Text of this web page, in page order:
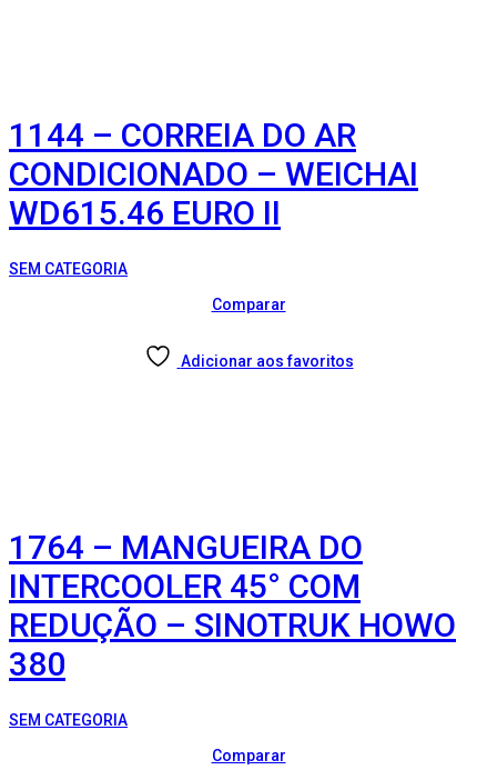
1144 – CORREIA DO AR
CONDICIONADO – WEICHAI
WD615.46 EURO II
SEM CATEGORIA
Comparar
Adicionar aos favoritos
1764 – MANGUEIRA DO
INTERCOOLER 45° COM
REDUÇÃO – SINOTRUK HOWO
380
SEM CATEGORIA
Comparar